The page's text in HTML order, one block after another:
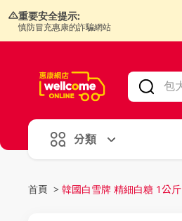
重要安全提示:
慎防冒充惠康的詐騙網站
分類
首頁 > 韓國白雪牌 精細白糖 1公斤